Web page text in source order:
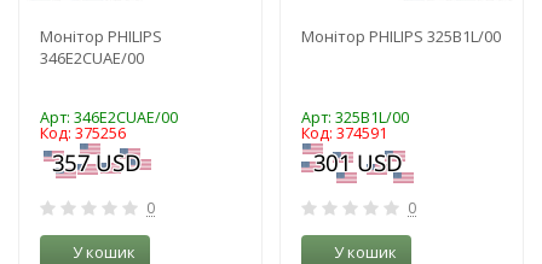
Монітор PHILIPS
346E2CUAE/00
Арт: 346E2CUAE/00
Код: 375256
0
У кошик
Монітор PHILIPS 325B1L/00
Арт: 325B1L/00
Код: 374591
0
У кошик